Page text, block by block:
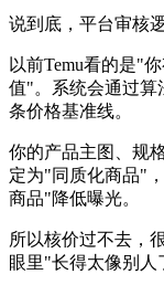
说到底，平台审核
以前Temu看的是"
值"。系统会通过算
条价格基准线。
你的产品主图、规
定为"同质化商品"
商品"降低曝光。
所以核价过不去，
眼里"长得太像别人